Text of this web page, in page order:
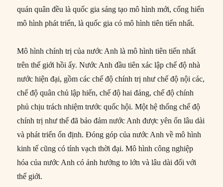
quán quân đều là quốc gia sáng tạo mô hình mới, cống hiến
mô hình phát triển, là quốc gia có mô hình tiên tiến nhất.
Mô hình chính trị của nước Anh là mô hình tiên tiến nhất
trên thế giới hồi ấy. Nước Anh đầu tiên xác lập chế độ nhà
nước hiện đại, gồm các chế độ chính trị như chế độ nội các,
chế độ quân chủ lập hiến, chế độ hai đảng, chế độ chính
phủ chịu trách nhiệm trước quốc hội. Một hệ thống chế độ
chính trị như thế đã bảo đảm nước Anh được yên ổn lâu dài
và phát triển ổn định. Đóng góp của nước Anh về mô hình
kinh tế cũng có tính vạch thời đại. Mô hình công nghiệp
hóa của nước Anh có ảnh hưởng to lớn và lâu dài đối với
thế giới.